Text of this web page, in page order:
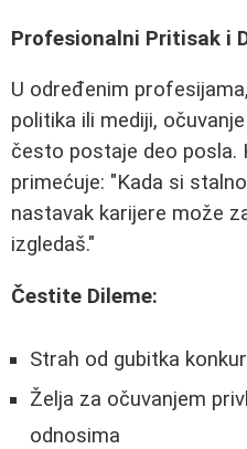
Profesionalni Pritisak i
U određenim
politika ili mediji,
često postaje deo posla.
primećuje: "Kada si
nastavak karijere može
izgledaš."
Čestite Dileme:
Strah od gubitka
Želja za očuvanjem
odnosima